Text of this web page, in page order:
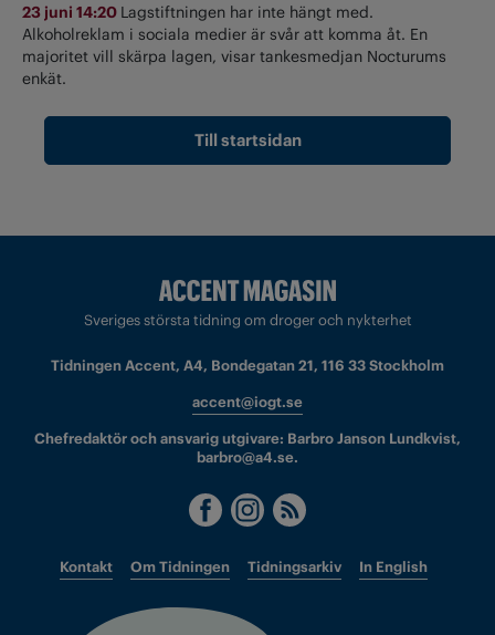
23 juni 14:20 Lagstiftningen har inte hängt med.
Alkoholreklam i sociala medier är svår att komma åt. En
majoritet vill skärpa lagen, visar tankesmedjan Nocturums
enkät.
Till startsidan
Sveriges största tidning om droger och nykterhet
Tidningen Accent, A4, Bondegatan 21, 116 33 Stockholm
accent@iogt.se
Chefredaktör och ansvarig utgivare: Barbro Janson Lundkvist,
barbro@a4.se.
Kontakt Om Tidningen Tidningsarkiv In English